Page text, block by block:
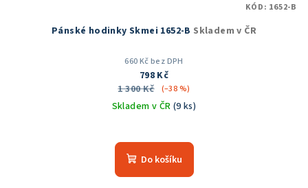
Pánské hodinky Skmei 1652-B Skladem v ČR
660 Kč bez DPH
798 Kč
1 300 Kč
(–38 %)
Skladem v ČR (9 ks)
hodnocení
produktu
Do košíku
KÓD: 1652-B